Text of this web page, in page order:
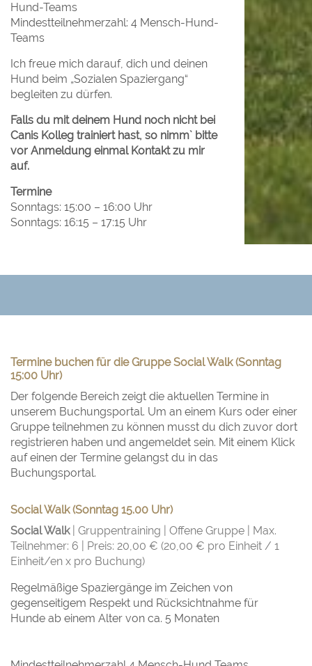
Hund-Teams
Mindestteilnehmerzahl: 4 Mensch-Hund-
Teams
Ich freue mich darauf, dich und deinen
Hund beim „Sozialen Spaziergang“
begleiten zu dürfen.
Falls du mit deinem Hund noch nicht bei
Canis Kolleg trainiert hast, so nimm` bitte
vor Anmeldung einmal Kontakt zu mir
auf.
Termine
Sonntags: 15:00 – 16:00 Uhr
Sonntags: 16:15 – 17:15 Uhr
Termine buchen für die Gruppe Social Walk (Sonntag
15:00 Uhr)
Der folgende Bereich zeigt die aktuellen Termine in
unserem Buchungsportal. Um an einem Kurs oder einer
Gruppe teilnehmen zu können musst du dich zuvor dort
registrieren haben und angemeldet sein. Mit einem Klick
auf einen der Termine gelangst du in das
Buchungsportal.
Social Walk (Sonntag 15.00 Uhr)
Social Walk| Gruppentraining | Offene Gruppe | Max.
Teilnehmer: 6 | Preis: 20,00 € (20,00 € pro Einheit / 1
Einheit/en x pro Buchung)
Regelmäßige Spaziergänge im Zeichen von
gegenseitigem Respekt und Rücksichtnahme für
Hunde ab einem Alter von ca. 5 Monaten